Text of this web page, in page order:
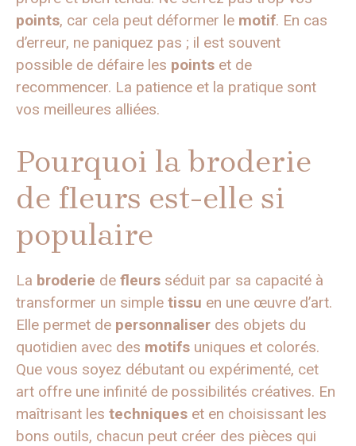
points, car cela peut déformer le motif. En cas
d’erreur, ne paniquez pas ; il est souvent
possible de défaire les points et de
recommencer. La patience et la pratique sont
vos meilleures alliées.
Pourquoi la broderie
de fleurs est-elle si
populaire
La broderie de fleurs séduit par sa capacité à
transformer un simple tissu en une œuvre d’art.
Elle permet de personnaliser des objets du
quotidien avec des motifs uniques et colorés.
Que vous soyez débutant ou expérimenté, cet
art offre une infinité de possibilités créatives. En
maîtrisant les techniques et en choisissant les
bons outils, chacun peut créer des pièces qui